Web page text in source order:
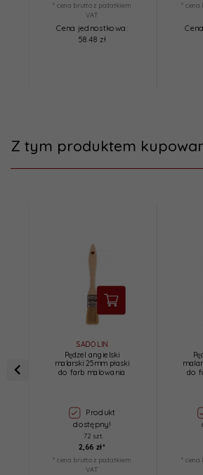
* cena brutto z podatkiem
VAT
Cena jednostkowa:
58.48 zł
* cena
Z tym produktem
SADOLIN
Pędzel angielski
malarski 25mm płaski
do farb malowania
Produkt
dostępny!
72 szt.
2, 66 zł*
* cena brutto z podatkiem
VAT
do
* cena